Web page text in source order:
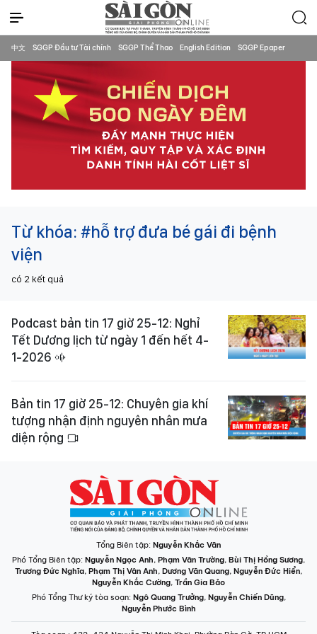
中文 SGGP Đầu tư Tài chính SGGP Thể Thao English Edition SGGP Epaper
Từ khóa: #hỗ trợ đưa bé gái đi bệnh
viện
có 2 kết quả
Podcast bản tin 17 giờ 25-12: Nghỉ
Tết Dương lịch từ ngày 1 đến hết 4-
1-2026
Bản tin 17 giờ 25-12: Chuyên gia khí
tượng nhận định nguyên nhân mưa
diện rộng
Tổng Biên tập: Nguyễn Khắc Văn
Phó Tổng Biên tập: Nguyễn Ngọc Anh, Phạm Văn Trường, Bùi Thị Hồng Sương,
Trương Đức Nghĩa, Phạm Thị Vân Anh, Dương Văn Quang, Nguyễn Đức Hiển,
Nguyễn Khắc Cường, Trần Gia Bảo
Phó Tổng Thư ký tòa soạn: Ngô Quang Trưởng, Nguyễn Chiến Dũng,
Nguyễn Phước Bình